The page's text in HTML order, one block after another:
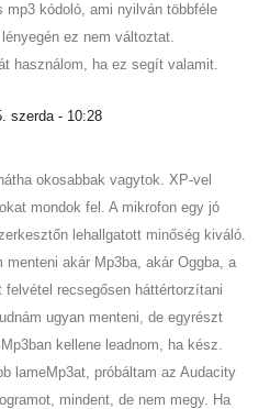
mp3 kódoló, ami nyilván többféle
ez nem változtat.
használom, ha ez segít valamit.
szerda - 10:28
okosabbak vagytok. XP-vel
mondok fel. A mikrofon egy jó
lehallgatott minőség kiváló.
menteni akár Mp3ba, akár Oggba, a
felvétel recsegősen háttértorzítani
ugyan menteni, de egyrészt
kellene leadnom, ha kész.
lameMp3at, próbáltam az Audacity
mindent, de nem megy. Ha